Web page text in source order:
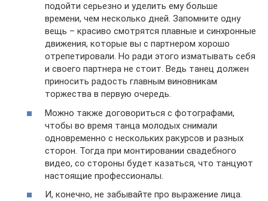
подойти серьезно и уделить ему больше
времени, чем несколько дней. Запомните одну
вещь – красиво смотрятся плавные и синхронные
движения, которые вы с партнером хорошо
отрепетировали. Но ради этого изматывать себя
и своего партнера не стоит. Ведь танец должен
приносить радость главным виновникам
торжества в первую очередь.
Можно также договориться с фотографами,
чтобы во время танца молодых снимали
одновременно с нескольких ракурсов и разных
сторон. Тогда при монтировании свадебного
видео, со стороны будет казаться, что танцуют
настоящие профессионалы.
И, конечно, не забывайте про выражение лица.